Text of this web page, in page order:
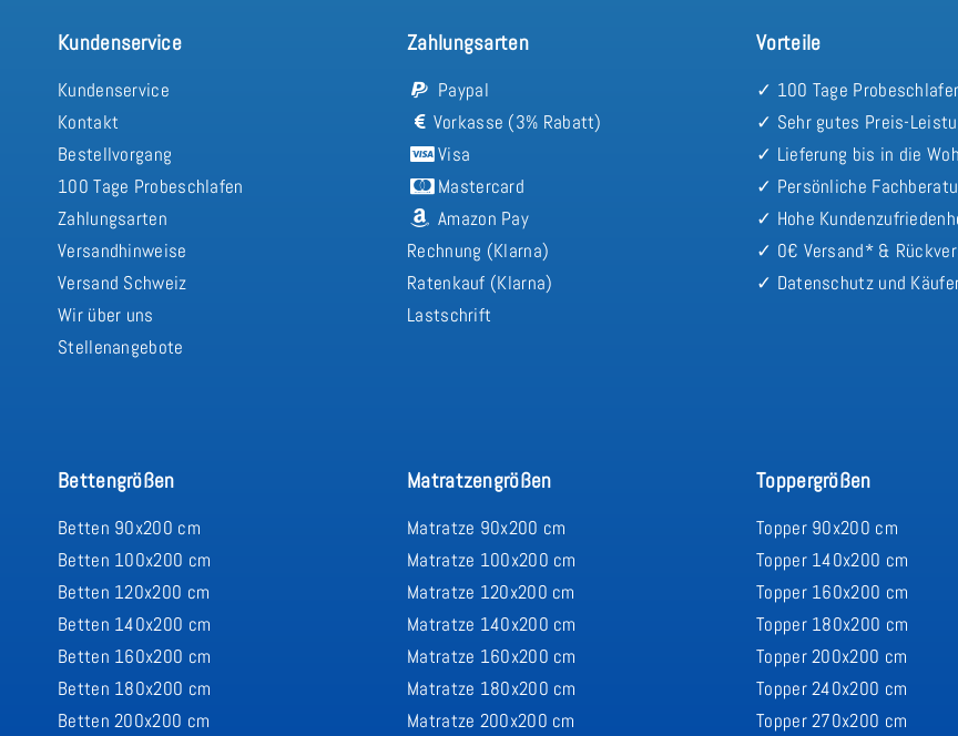
Kundenservice
Kundenservice
Kontakt
Bestellvorgang
100 Tage Probeschlafen
Zahlungsarten
Versandhinweise
Versand Schweiz
Wir über uns
Stellenangebote
Zahlungsarten
Paypal
Vorkasse (3% Rabatt)
Visa
Mastercard
Amazon Pay
Rechnung (Klarna)
Ratenkauf (Klarna)
Lastschrift
Vorteile
✓ 100 Tage
✓ Sehr gutes Preis-
✓ Lieferung bis in die
✓ Persönliche
✓ Hohe
✓ 0€ Versand* &
✓ Datenschutz und
Bettengrößen
Betten 90x200 cm
Betten 100x200 cm
Betten 120x200 cm
Betten 140x200 cm
Betten 160x200 cm
Betten 180x200 cm
Betten 200x200 cm
Matratzengrößen
Matratze 90x200 cm
Matratze 100x200 cm
Matratze 120x200 cm
Matratze 140x200 cm
Matratze 160x200 cm
Matratze 180x200 cm
Matratze 200x200 cm
Toppergrößen
Topper 90x200 cm
Topper 140x200 cm
Topper 160x200 cm
Topper 180x200 cm
Topper 200x200 cm
Topper 240x200 cm
Topper 270x200 cm